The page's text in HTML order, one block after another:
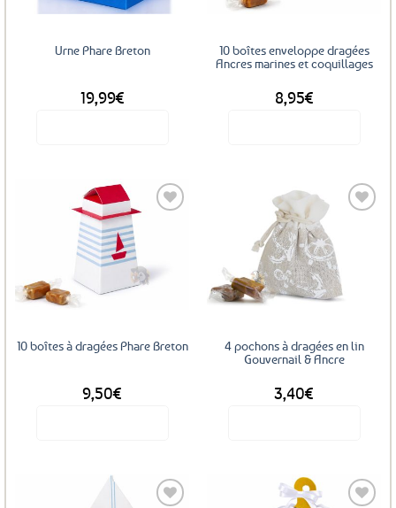
Urne Phare Breton
19,99€
10 boîtes enveloppe dragées
Ancres marines et coquillages
8,95€
favoris
10 boîtes à dragées Phare Breton
9,50€
4 pochons à dragées en lin
Gouvernail & Ancre
3,40€